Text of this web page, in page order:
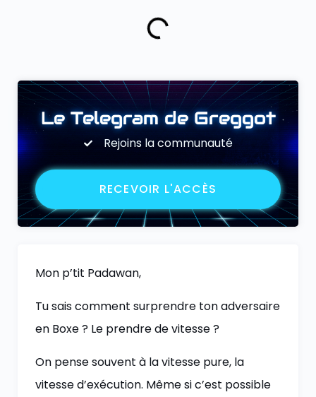
Mon p’tit Padawan,
Tu sais comment surprendre ton adversaire
en Boxe ? Le prendre de vitesse ?
On pense souvent à la vitesse pure, la
vitesse d’exécution. Même si c’est possible
Le Telegram de Greggot
Rejoins la communauté
RECEVOIR L'ACCÈS